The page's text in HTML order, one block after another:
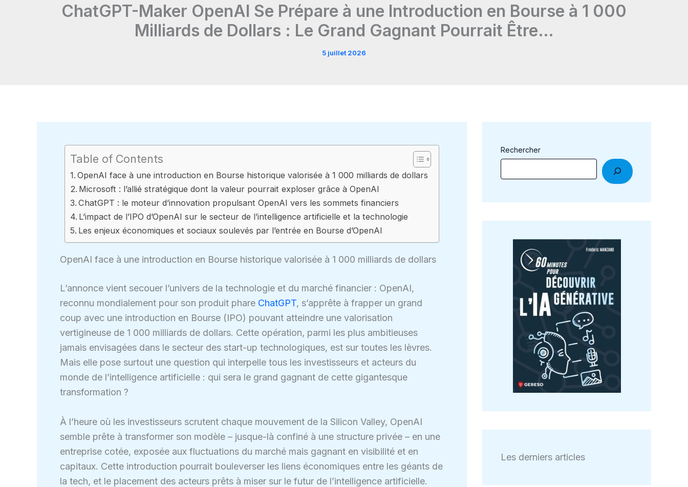
ChatGPT-Maker OpenAI Se Prépare à une Introduction en Bourse à 1 000
Milliards de Dollars : Le Grand Gagnant Pourrait Être…
5 juillet 2026
Table of Contents
OpenAI face à une introduction en Bourse historique valorisée à 1 000 milliards de dollars
Microsoft : l’allié stratégique dont la valeur pourrait exploser grâce à OpenAI
ChatGPT : le moteur d’innovation propulsant OpenAI vers les sommets financiers
L’impact de l’IPO d’OpenAI sur le secteur de l’intelligence artificielle et la technologie
Les enjeux économiques et sociaux soulevés par l’entrée en Bourse d’OpenAI
OpenAI face à une introduction en Bourse historique valorisée à 1 000 milliards de dollars
L’annonce vient secouer l’univers de la technologie et du marché financier : OpenAI,
reconnu mondialement pour son produit phare ChatGPT, s’apprête à frapper un grand
coup avec une introduction en Bourse (IPO) pouvant atteindre une valorisation
vertigineuse de 1 000 milliards de dollars. Cette opération, parmi les plus ambitieuses
jamais envisagées dans le secteur des start-up technologiques, est sur toutes les lèvres.
Mais elle pose surtout une question qui interpelle tous les investisseurs et acteurs du
monde de l’intelligence artificielle : qui sera le grand gagnant de cette gigantesque
transformation ?
À l’heure où les investisseurs scrutent chaque mouvement de la Silicon Valley, OpenAI
semble prête à transformer son modèle – jusque-là confiné à une structure privée – en une
entreprise cotée, exposée aux fluctuations du marché mais gagnant en visibilité et en
capitaux. Cette introduction pourrait bouleverser les liens économiques entre les géants de
la tech, et le placement des acteurs prêts à miser sur le futur de l’intelligence artificielle.
Rechercher
Les derniers articles